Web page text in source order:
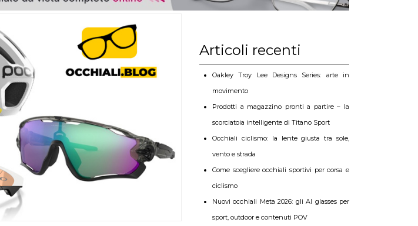
Articoli recenti
Oakley Troy Lee Designs Series: arte in
movimento
Prodotti a magazzino pronti a partire – la
scorciatoia intelligente di Titano Sport
Occhiali ciclismo: la lente giusta tra sole,
vento e strada
Come scegliere occhiali sportivi per corsa e
ciclismo
Nuovi occhiali Meta 2026: gli AI glasses per
sport, outdoor e contenuti POV